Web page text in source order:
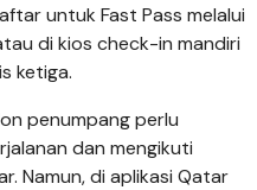
untuk Fast Pass melalui
di kios check-in mandiri
ketiga.
penumpang perlu
dan mengikuti
Namun, di aplikasi Qatar